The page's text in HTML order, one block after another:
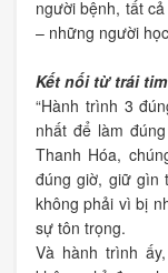
người bệnh, tất
– những người
Kết nối từ trái
“Hành trình 3
nhất để làm
Thanh Hóa,
đúng giờ, giữ gìn
không phải vì bị
sự tôn trọng.
Và hành trình